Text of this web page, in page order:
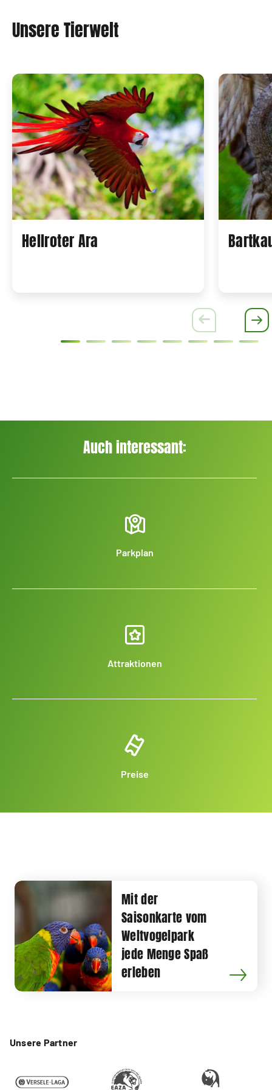
Unsere Tierwelt
Hellroter Ara
Auch interessant:
Parkplan
Attraktionen
Preise
Mit der
Saisonkarte vom
Weltvogelpark
jede Menge Spaß
erleben
Unsere Partner